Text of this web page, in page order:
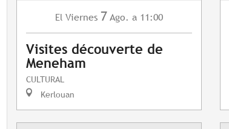
El Viernes 7 Ago. a 11:00
Visites découverte de
Meneham
CULTURAL
Kerlouan